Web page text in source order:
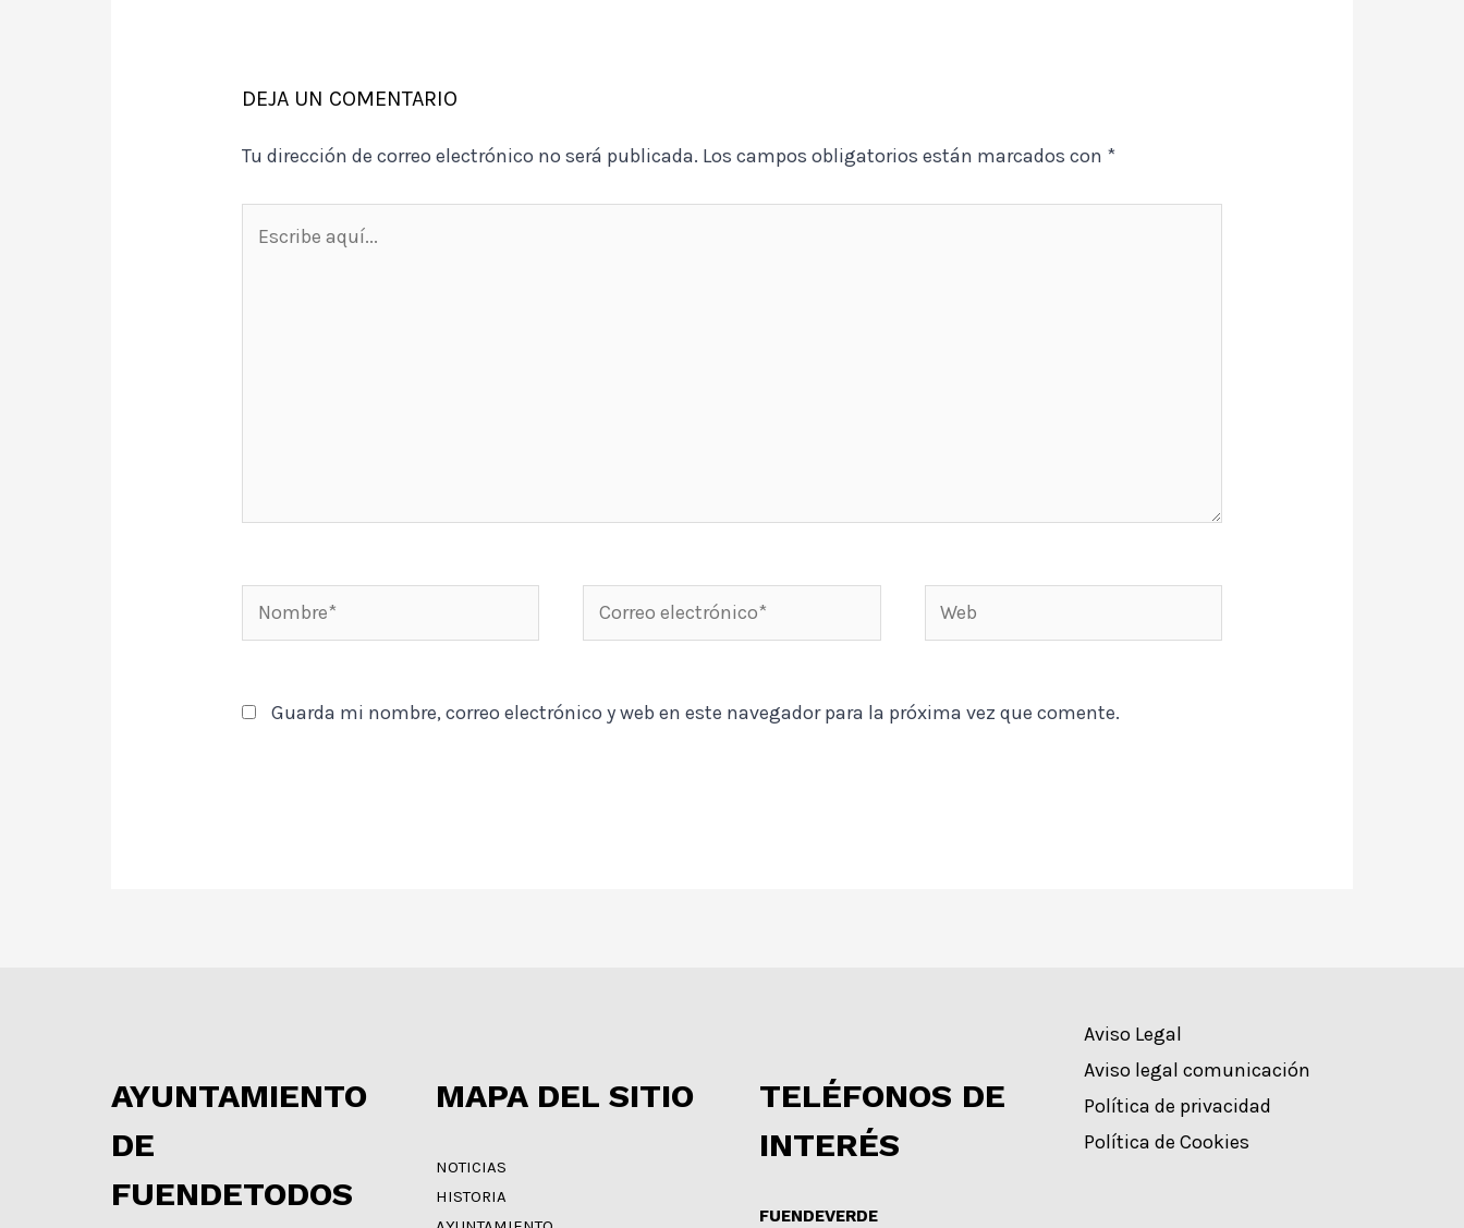
DEJA UN COMENTARIO
Tu dirección de correo electrónico no será publicada. Los campos obligatorios están marcados con *
Nombre*
Correo
electrónico*
Web
Guarda mi nombre, correo electrónico y web en este navegador para la próxima vez que comente.
AYUNTAMIENTO
DE
FUENDETODOS
MAPA DEL SITIO
NOTICIAS
HISTORIA
TELÉFONOS DE
INTERÉS
FUENDEVERDE
Aviso Legal
Aviso legal comunicación
Política de privacidad
Política de Cookies